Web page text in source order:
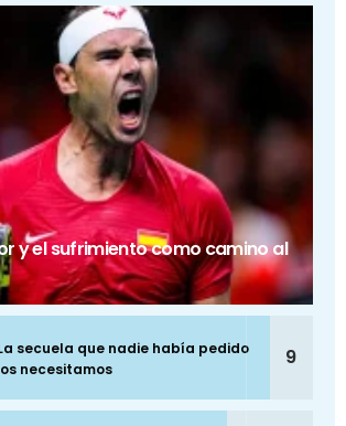
y el sufrimiento como camino al
secuela que nadie había pedido
necesitamos
9